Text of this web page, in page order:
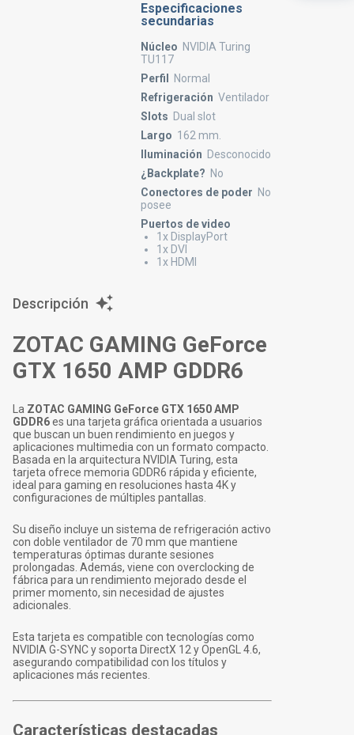
Especificaciones
secundarias
Núcleo NVIDIA Turing
TU117
Perfil
Normal
Refrigeración Ventilador
Slots Dual slot
Largo 162 mm.
Iluminación Desconocido
¿Backplate? No
Conectores de poder No
posee
Puertos de video
1x DisplayPort
1x DVI
1x HDMI
Descripción
ZOTAC GAMING GeForce
GTX 1650 AMP GDDR6
La ZOTAC GAMING GeForce GTX 1650 AMP
GDDR6es una tarjeta gráfica orientada a usuarios
que buscan un buen rendimiento en juegos y
aplicaciones multimedia con un formato compacto.
Basada en la arquitectura NVIDIA Turing, esta
tarjeta ofrece memoria GDDR6 rápida y eficiente,
ideal para gaming en resoluciones hasta 4K y
configuraciones de múltiples pantallas.
Su diseño incluye un sistema de refrigeración activo
con doble ventilador de 70 mm que mantiene
temperaturas óptimas durante sesiones
prolongadas. Además, viene con overclocking de
fábrica para un rendimiento mejorado desde el
primer momento, sin necesidad de ajustes
adicionales.
Esta tarjeta es compatible con tecnologías como
NVIDIA G-SYNC y soporta DirectX 12 y OpenGL 4.6,
asegurando compatibilidad con los títulos y
aplicaciones más recientes.
Características destacadas